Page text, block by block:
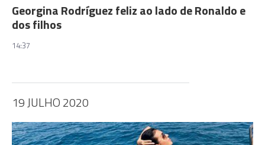
Georgina Rodríguez feliz ao lado de Ronaldo e
dos filhos
14:37
19 JULHO 2020